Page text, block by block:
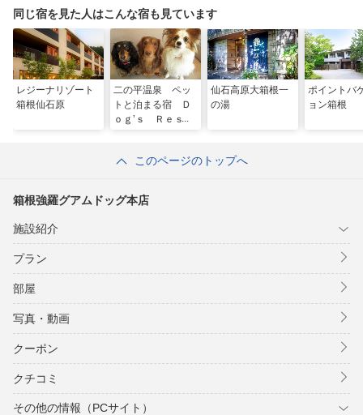
同じ宿を見た人はこんな宿も見ています
レジーナリゾート
箱根仙石原
二の平温泉 ペッ
トと泊まる宿 Ｄ
ｏｇ’ｓ Ｒｅｓ
仙石高原大箱根一
の湯
ポイントバ
ョン箱根
このページのトップへ
箱根強羅グアムドッグ本店
施設紹介
プラン
部屋
写真・動画
クーポン
クチコミ
その他の情報（PCサイト）